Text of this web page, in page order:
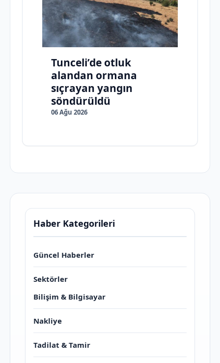
Tunceli’de otluk
alandan ormana
sıçrayan yangın
söndürüldü
06 Ağu 2026
Haber Kategorileri
Güncel Haberler
Sektörler
Bilişim & Bilgisayar
Nakliye
Tadilat & Tamir